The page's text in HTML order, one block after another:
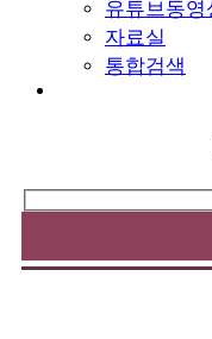
유튜브동영
자료실
통합검색